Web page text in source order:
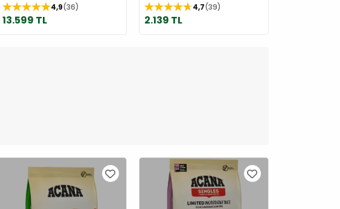
4,9 36
13.599 TL
4,7 39
2.139 TL